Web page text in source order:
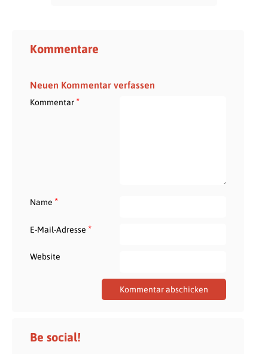
Kommentare
Neuen Kommentar verfassen
Kommentar*
Name *
E-Mail-Adresse *
Website
Be social!